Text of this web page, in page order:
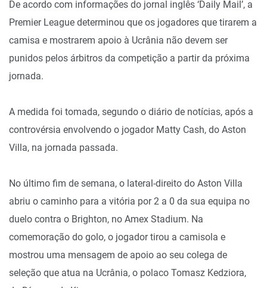
De acordo com informações do jornal inglês ‘Daily Mail’, a
Premier League determinou que os jogadores que tirarem a
camisa e mostrarem apoio à Ucrânia não devem ser
punidos pelos árbitros da competição a partir da próxima
jornada.
A medida foi tomada, segundo o diário de notícias, após a
controvérsia envolvendo o jogador Matty Cash, do Aston
Villa, na jornada passada.
No último fim de semana, o lateral-direito do Aston Villa
abriu o caminho para a vitória por 2 a 0 da sua equipa no
duelo contra o Brighton, no Amex Stadium. Na
comemoração do golo, o jogador tirou a camisola e
mostrou uma mensagem de apoio ao seu colega de
seleção que atua na Ucrânia, o polaco Tomasz Kedziora,